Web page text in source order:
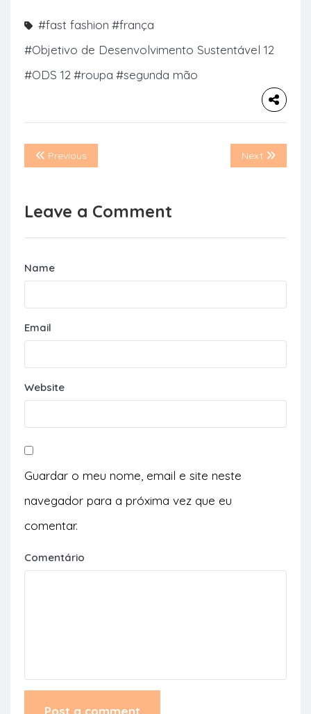
#fast fashion #frança
#Objetivo de Desenvolvimento Sustentável 12
#ODS 12#roupa #segunda mão
Previous Next
Leave a Comment
Name
Email
Website
Guardar o meu nome, email e site neste
navegador para a próxima vez que eu
comentar.
Comentário